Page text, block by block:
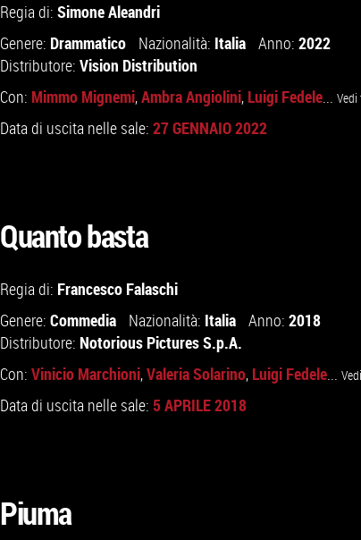
Regia di: Simone Aleandri
Genere: Drammatico Nazionalità: Italia Anno: 2022
Distributore: Vision Distribution
Con: Mimmo Mignemi,Ambra Angiolini, Luigi Fedele...
Data di uscita nelle sale: 27 GENNAIO 2022
Quanto basta
Regia di: Francesco Falaschi
Genere: Commedia Nazionalità: Italia Anno: 2018
Distributore: Notorious Pictures S.p.A.
Con: Vinicio Marchioni,Valeria Solarino, Luigi Fedele...
Data di uscita nelle sale: 5 APRILE 2018
Piuma